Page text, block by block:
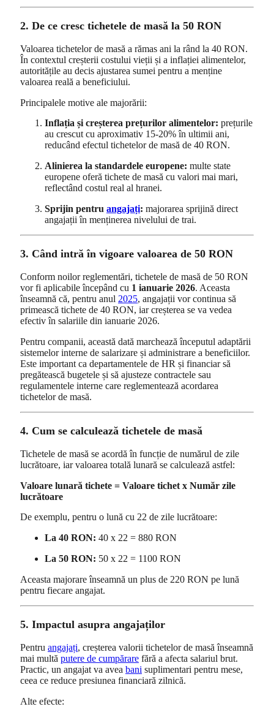
2. De ce cresc tichetele de masă la 50 RON
Valoarea tichetelor de masă a rămas ani la rând la 40 RON.
În contextul creșterii costului vieții și a inflației alimentelor,
autoritățile au decis ajustarea sumei pentru a menține
valoarea reală a beneficiului.
Principalele motive ale majorării:
Inflația și creșterea prețurilor alimentelor: prețurile
au crescut cu aproximativ 15-20% în ultimii ani,
reducând efectul tichetelor de masă de 40 RON.
Alinierea la standardele europene: multe state
europene oferă tichete de masă cu valori mai mari,
reflectând costul real al hranei.
Sprijin pentru angajați: majorarea sprijină direct
angajații în menținerea nivelului de trai.
3. Când intră în vigoare valoarea de 50 RON
Conform noilor reglementări, tichetele de masă de 50 RON
vor fi aplicabile începând cu 1 ianuarie 2026. Aceasta
înseamnă că, pentru anul 2025, angajații vor continua să
primească tichete de 40 RON, iar creșterea se va vedea
efectiv în salariile din ianuarie 2026.
Pentru companii, această dată marchează începutul adaptării
sistemelor interne de salarizare și administrare a beneficiilor.
Este important ca departamentele de HR și financiar să
pregătească bugetele și să ajusteze contractele sau
regulamentele interne care reglementează acordarea
tichetelor de masă.
4. Cum se calculează tichetele de masă
Tichetele de masă se acordă în funcție de numărul de zile
lucrătoare, iar valoarea totală lunară se calculează astfel:
Valoare lunară tichete = Valoare tichet x Număr zile
lucrătoare
De exemplu, pentru o lună cu 22 de zile lucrătoare:
La 40 RON: 40 x 22 = 880 RON
La 50 RON: 50 x 22 = 1100 RON
Aceasta majorare înseamnă un plus de 220 RON pe lună
pentru fiecare angajat.
5. Impactul asupra angajaților
Pentru angajați, creșterea valorii tichetelor de masă înseamnă
mai multă putere de cumpărare fără a afecta salariul brut.
Practic, un angajat va avea bani suplimentari pentru mese,
ceea ce reduce presiunea financiară zilnică.
Alte efecte: